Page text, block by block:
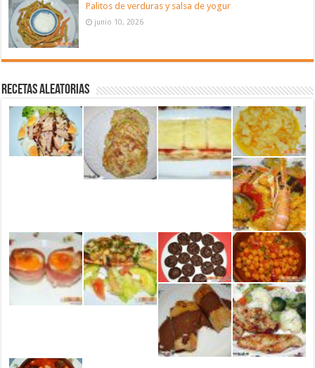
Palitos de verduras y salsa de yogur
junio 10, 2026
Recetas aleatorias